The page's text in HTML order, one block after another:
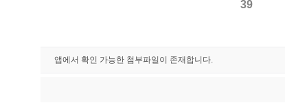
39
앱에서 확인 가능한 첨부파일이 존재합니다.